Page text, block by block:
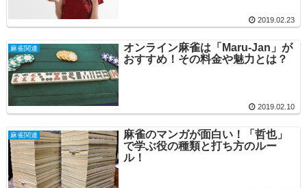
2019.02.23
麻雀関連
オンライン麻雀は「Maru-Jan」が
おすすめ！その料金や魅力とは？
2019.02.10
麻雀関連
麻雀のマンガが面白い！「哲也」
で学ぶ役の種類と打ち方のルー
ル！